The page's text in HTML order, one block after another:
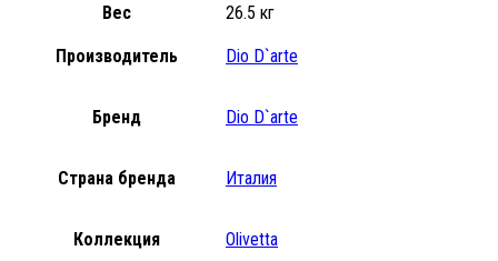
Вес
26.5 кг
Производитель Dio D`arte
Бренд Dio D`arte
Страна бренда Италия
Коллекция Olivetta